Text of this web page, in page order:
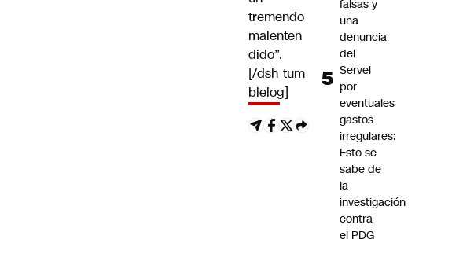
tremendo
malenten
dido”.
[/dsh_tum
blelog]
falsas y
una
denuncia
del
Servel
por
eventuales
gastos
irregulares:
Esto se
sabe de
la
investigación
contra
el PDG